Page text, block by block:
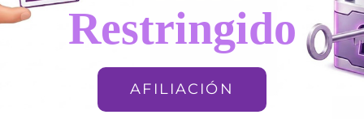
QUIÉNES SOMOSRestringido
AFILIACIÓN